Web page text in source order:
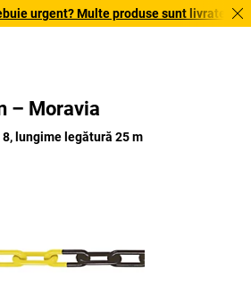
urgent? Multe produse sunt livrate în
– Moravia
lungime legătură 25 m